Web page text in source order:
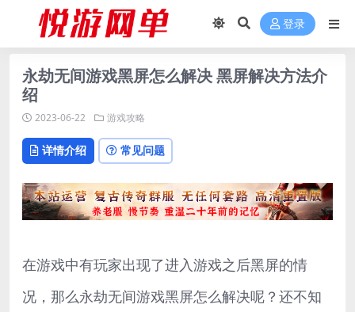
登录
永劫无间游戏黑屏怎么解决 黑屏解决方法介
绍
2023-06-22 游戏攻略
详情介绍 常见问题
在游戏中有玩家出现了进入游戏之后黑屏的情
况，那么永劫无间游戏黑屏怎么解决呢？还不知